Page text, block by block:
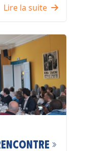
Lire la suite
»